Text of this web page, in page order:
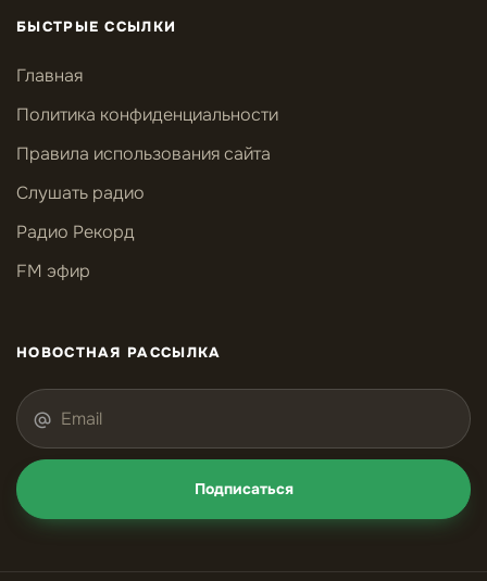
БЫСТРЫЕ ССЫЛКИ
Главная
Политика конфиденциальности
Правила использования сайта
Слушать радио
Радио Рекорд
FM эфир
НОВОСТНАЯ РАССЫЛКА
Подписаться